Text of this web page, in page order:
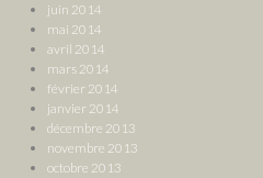
juin 2014
mai 2014
avril 2014
mars 2014
février 2014
janvier 2014
décembre 2013
novembre 2013
octobre 2013